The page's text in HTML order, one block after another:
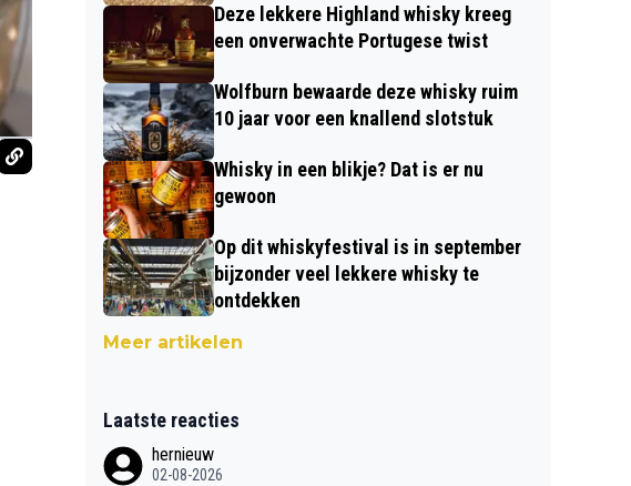
Deze lekkere Highland whisky kreeg
een onverwachte Portugese twist
Wolfburn bewaarde deze whisky ruim
10 jaar voor een knallend slotstuk
Whisky in een blikje? Dat is er nu
gewoon
Op dit whiskyfestival is in september
bijzonder veel lekkere whisky te
ontdekken
Meer artikelen
Laatste reacties
hernieuw
02-08-2026